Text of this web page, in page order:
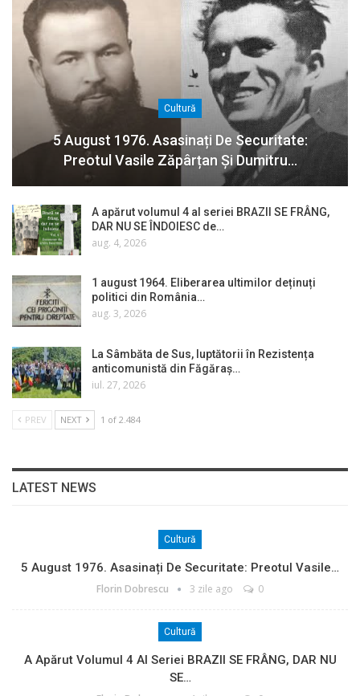
Cultură
5 August 1976. Asasinați De Securitate:
Preotul Vasile Zăpârțan Și Dumitru…
A apărut volumul 4 al seriei BRAZII SE FRÂNG,
DAR NU SE ÎNDOIESC de…
aug. 4, 2026
1 august 1964. Eliberarea ultimilor deținuți
politici din România…
aug. 3, 2026
La Sâmbăta de Sus, luptătorii în Rezistența
anticomunistă din Făgăraș…
iul. 27, 2026
PREV NEXT 1 of 2.484
LATEST NEWS
Cultură
5 August 1976. Asasinați De Securitate: Preotul Vasile…
Florin Dobrescu 3 zile ago 0
Cultură
A Apărut Volumul 4 Al Seriei BRAZII SE FRÂNG, DAR NU
SE…